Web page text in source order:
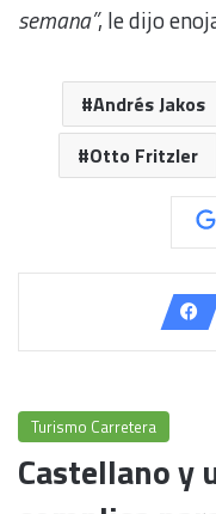
semana”, le dijo
Andrés Jakos
Otto Fritzler